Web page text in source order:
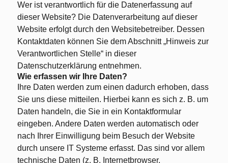
Wer ist verantwortlich für die Datenerfassung auf
dieser Website? Die Datenverarbeitung auf dieser
Website erfolgt durch den Websitebetreiber. Dessen
Kontaktdaten können Sie dem Abschnitt „Hinweis zur
Verantwortlichen Stelle“ in dieser
Datenschutzerklärung entnehmen.
Wie erfassen wir Ihre Daten?
Ihre Daten werden zum einen dadurch erhoben, dass
Sie uns diese mitteilen. Hierbei kann es sich z. B. um
Daten handeln, die Sie in ein Kontaktformular
eingeben. Andere Daten werden automatisch oder
nach Ihrer Einwilligung beim Besuch der Website
durch unsere IT Systeme erfasst. Das sind vor allem
technische Daten (z. B. Internetbrowser,